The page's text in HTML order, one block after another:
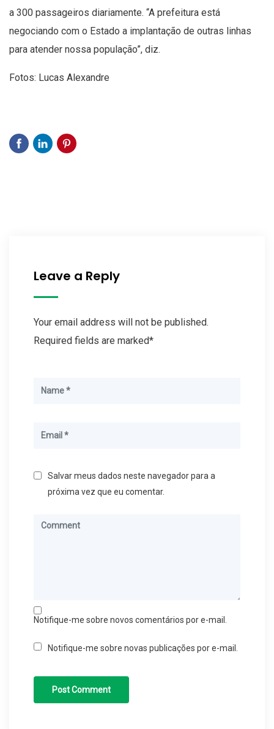
a 300 passageiros diariamente. “A prefeitura está
negociando com o Estado a implantação de outras linhas
para atender nossa população”, diz.
Fotos: Lucas Alexandre
Leave a Reply
Your email address will not be published.
Required fields are marked*
Salvar meus dados neste navegador para a
próxima vez que eu comentar.
Notifique-me sobre novos comentários por e-mail.
Notifique-me sobre novas publicações por e-mail.